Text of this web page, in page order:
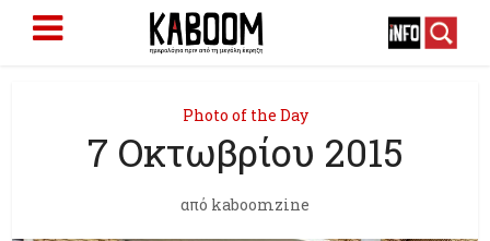
Photo of the Day
7 Οκτωβρίου 2015
από kaboomzine